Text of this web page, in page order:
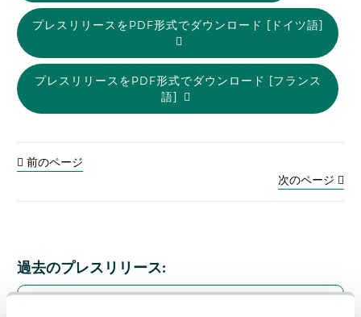
プレスリリースをPDF形式でダウンロード [ドイツ語]
プレスリリースをPDF形式でダウンロード [フランス
語]
前のページ
次のページ
過去のプレスリリース: